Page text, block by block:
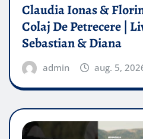
Claudia Ionas &
Colaj De Petrecere |
Sebastian & Diana
admin aug. 5,